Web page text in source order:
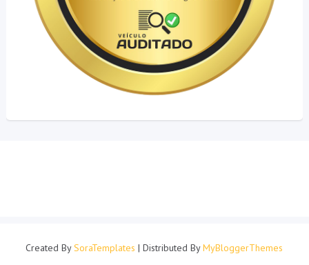
Created BySoraTemplates | Distributed ByMyBloggerThemes